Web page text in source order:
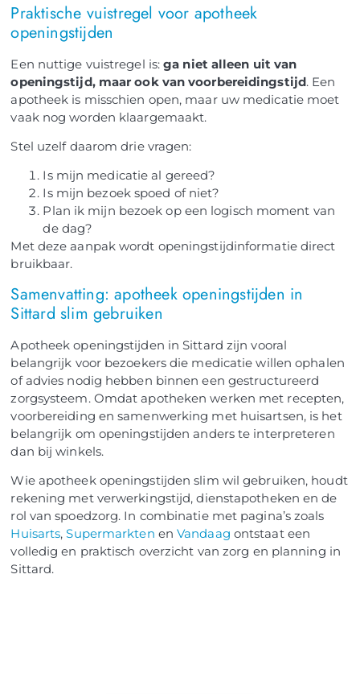
Praktische vuistregel voor apotheek
openingstijden
Een nuttige vuistregel is:ga niet alleen uit van
openingstijd, maar ook van voorbereidingstijd. Een
apotheek is misschien open, maar uw medicatie moet
vaak nog worden klaargemaakt.
Stel uzelf daarom drie vragen:
Is mijn medicatie al gereed?
Is mijn bezoek spoed of niet?
Plan ik mijn bezoek op een logisch moment van
de dag?
Met deze aanpak wordt openingstijdinformatie direct
bruikbaar.
Samenvatting: apotheek openingstijden in
Sittard slim gebruiken
Apotheek openingstijden in Sittard zijn vooral
belangrijk voor bezoekers die medicatie willen ophalen
of advies nodig hebben binnen een gestructureerd
zorgsysteem. Omdat apotheken werken met recepten,
voorbereiding en samenwerking met huisartsen, is het
belangrijk om openingstijden anders te interpreteren
dan bij winkels.
Wie apotheek openingstijden slim wil gebruiken, houdt
rekening met verwerkingstijd, dienstapotheken en de
rol van spoedzorg. In combinatie met pagina’s zoals
Huisarts,Supermarkten enVandaag ontstaat een
volledig en praktisch overzicht van zorg en planning in
Sittard.